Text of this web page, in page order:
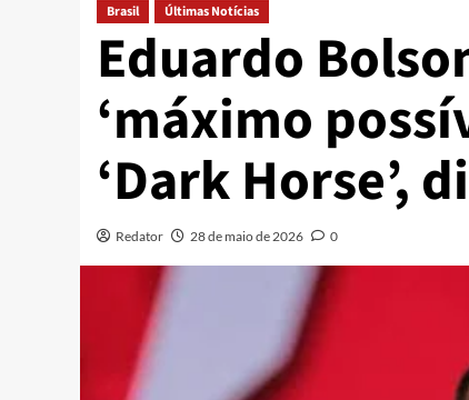
Brasil Últimas Notícias
Eduardo
‘máximo
‘Dark Horse’,
Redator 28 de maio de 2026 0